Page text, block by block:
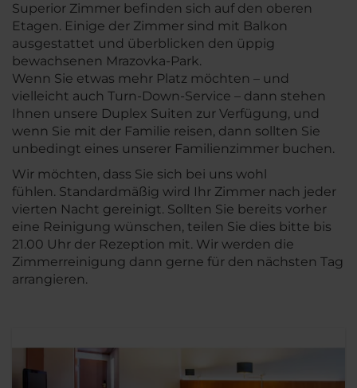
Superior Zimmer befinden sich auf den oberen
Etagen. Einige der Zimmer sind mit Balkon
ausgestattet und überblicken den üppig
bewachsenen Mrazovka-Park.
Wenn Sie etwas mehr Platz möchten – und
vielleicht auch Turn-Down-Service – dann stehen
Ihnen unsere Duplex Suiten zur Verfügung, und
wenn Sie mit der Familie reisen, dann sollten Sie
unbedingt eines unserer Familienzimmer buchen.
Wir möchten, dass Sie sich bei uns wohl
fühlen. Standardmäßig wird Ihr Zimmer nach jeder
vierten Nacht gereinigt. Sollten Sie bereits vorher
eine Reinigung wünschen, teilen Sie dies bitte bis
21.00 Uhr der Rezeption mit. Wir werden die
Zimmerreinigung dann gerne für den nächsten Tag
arrangieren.